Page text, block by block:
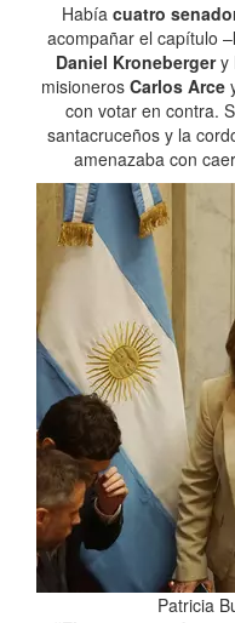
Habíacuatro
acompañar el capítulo –
Daniel Kronebergery
misioneros Carlos Arce
con votar en contra.
santacruceños y la
amenazaba con
Patricia